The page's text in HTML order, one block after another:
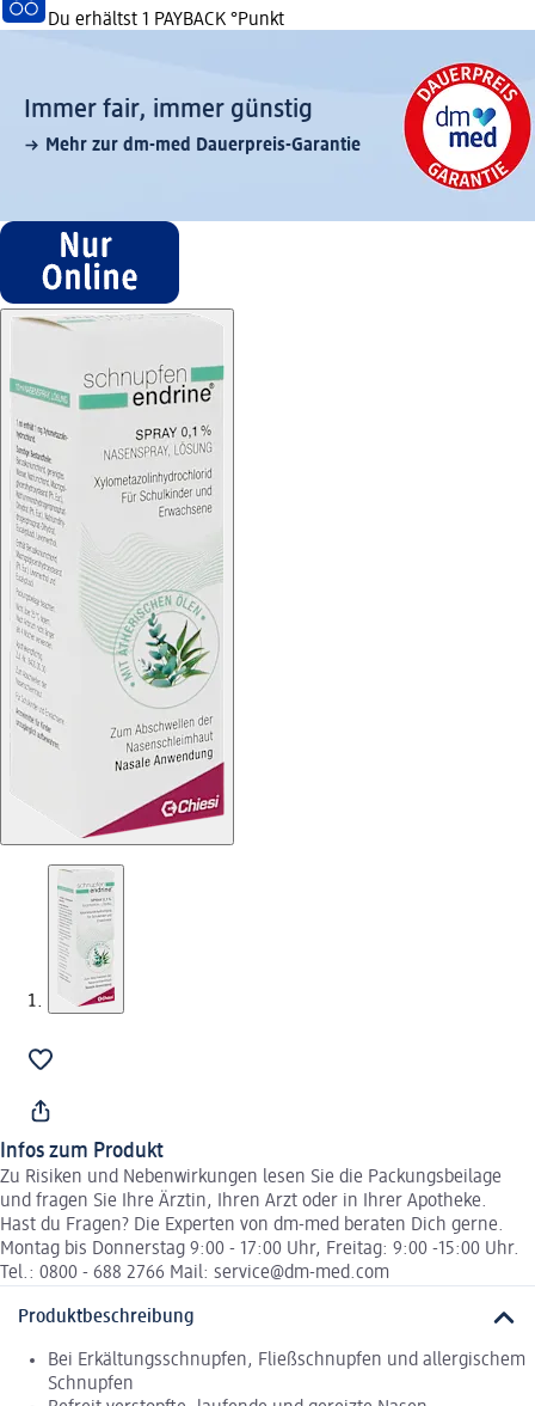
Du erhältst 1 PAYBACK °Punkt
Immer fair,­ immer günstig
Mehr zur dm-med Dauerpreis-Garantie
Infos zum Produkt
Zu Risiken und Nebenwirkungen lesen Sie die Packungsbeilage
und fragen Sie Ihre Ärztin, Ihren Arzt oder in Ihrer Apotheke.
Hast du Fragen? Die Experten von dm-med beraten Dich gerne.
Montag bis Donnerstag 9:00 - 17:00 Uhr, Freitag: 9:00 -15:00 Uhr.
Tel.: 0800 - 688 2766 Mail: service@dm-med.com
Produktbeschreibung
Bei Erkältungsschnupfen, Fließschnupfen und allergischem
Schnupfen